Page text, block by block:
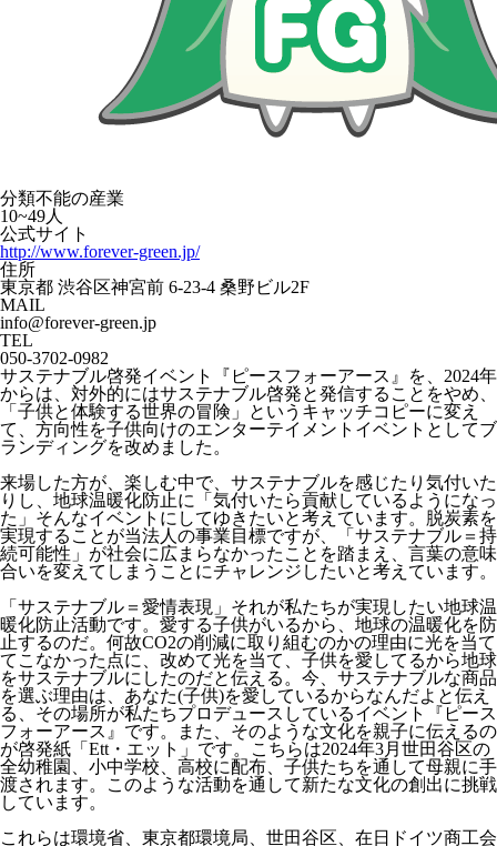
分類不能の産業
10~49人
公式サイト
http://www.forever-green.jp/
住所
東京都 渋谷区神宮前 6-23-4 桑野ビル2F
MAIL
info@forever-green.jp
TEL
050-3702-0982
サステナブル啓発イベント『ピースフォーアース』を、2024年
からは、対外的にはサステナブル啓発と発信することをやめ、
「子供と体験する世界の冒険」というキャッチコピーに変え
て、方向性を子供向けのエンターテイメントイベントとしてブ
ランディングを改めました。
来場した方が、楽しむ中で、サステナブルを感じたり気付いた
りし、地球温暖化防止に「気付いたら貢献しているようになっ
た」そんなイベントにしてゆきたいと考えています。脱炭素を
実現することが当法人の事業目標ですが、「サステナブル＝持
続可能性」が社会に広まらなかったことを踏まえ、言葉の意味
合いを変えてしまうことにチャレンジしたいと考えています。
「サステナブル＝愛情表現」それが私たちが実現したい地球温
暖化防止活動です。愛する子供がいるから、地球の温暖化を防
止するのだ。何故CO2の削減に取り組むのかの理由に光を当て
てこなかった点に、改めて光を当て、子供を愛してるから地球
をサステナブルにしたのだと伝える。今、サステナブルな商品
を選ぶ理由は、あなた(子供)を愛しているからなんだよと伝え
る、その場所が私たちプロデュースしているイベント『ピース
フォーアース』です。また、そのような文化を親子に伝えるの
が啓発紙「Ett・エット」です。こちらは2024年3月世田谷区の
全幼稚園、小中学校、高校に配布、子供たちを通して母親に手
渡されます。このような活動を通して新たな文化の創出に挑戦
しています。
これらは環境省、東京都環境局、世田谷区、在日ドイツ商工会